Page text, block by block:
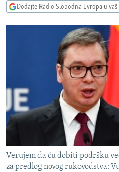
na
VIDEO
PODCASTI
RAT U UKRAJINI
KINA NA BALKANU
RSE PRIČE IZ SVIJETA
ISPRIČAJ MI
DNEVNO@RSE
SPECIJALI RSE
VIŠE OD NASLOVA
GENOCID U SREBRENICI
PRATITE NAS
Dodajte Radio Slobodna Evropa u
Verujem da ću dobiti podršku
za predlog novog rukovodstva: